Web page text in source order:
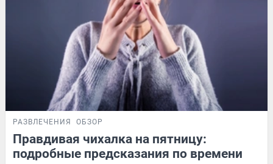
РАЗВЛЕЧЕНИЯ ОБЗОР
Правдивая чихалка на пятницу:
подробные предсказания по времени